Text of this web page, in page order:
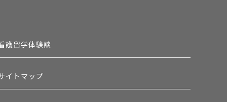
護留学体験談
イトマップ